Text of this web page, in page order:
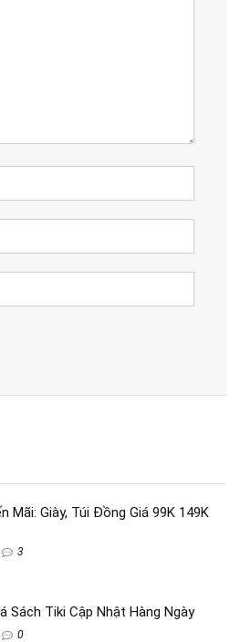
Mãi: Giày, Túi Đồng Giá 99K 149K
3
Sách Tiki Cập Nhật Hàng Ngày
0